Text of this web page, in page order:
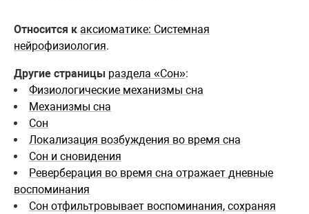
Относится к аксиоматике: Системная
нейрофизиология.
Другие страницы раздела «Сон»:
Физиологические механизмы сна
Механизмы сна
Сон
Локализация возбуждения во время сна
Сон и сновидения
Реверберация во время сна отражает дневные
воспоминания
Сон отфильтровывает воспоминания, сохраняя